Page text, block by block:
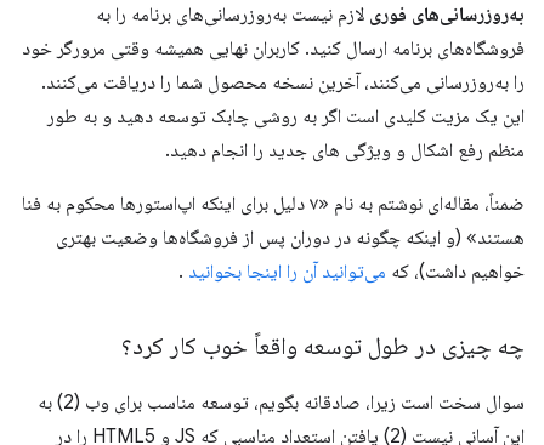
به‌روزرسانی‌های فوری لازم نیست به‌روزرسانی‌های برنامه را به
فروشگاه‌های برنامه ارسال کنید. کاربران نهایی همیشه وقتی مرورگر خود
را به‌روزرسانی می‌کنند، آخرین نسخه محصول شما را دریافت می‌کنند.
این یک مزیت کلیدی است اگر به روشی چابک توسعه دهید و به طور
منظم رفع اشکال و ویژگی های جدید را انجام دهید.
ضمناً، مقاله‌ای نوشتم به نام «۷ دلیل برای اینکه اپ‌استورها محکوم به فنا
هستند» (و اینکه چگونه در دوران پس از فروشگاه‌ها وضعیت بهتری
خواهیم داشت)، که می‌توانید آن را اینجا بخوانید .
چه چیزی در طول توسعه واقعاً خوب کار کرد؟
سوال سخت است زیرا، صادقانه بگویم، توسعه مناسب برای وب (2) به
این آسانی نیست (2) یافتن استعداد مناسبی که JS و HTML5 را در